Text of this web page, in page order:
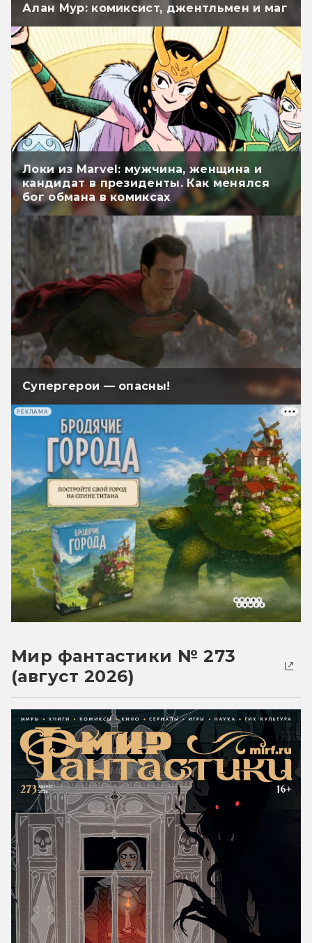
Алан Мур: комиксист, джентльмен и маг
Локи из Marvel: мужчина, женщина и
кандидат в президенты. Как менялся
бог обмана в комиксах
Супергерои — опасны!
РЕКЛАМА
Мир фантастики № 273
(август 2026)